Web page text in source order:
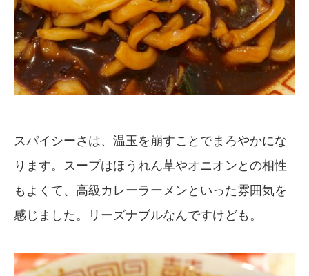
スパイシーさは、温玉を崩すことでまろやかにな
ります。スープはほうれん草やオニオンとの相性
もよくて、高級カレーラーメンといった雰囲気を
感じました。リーズナブルなんですけども。